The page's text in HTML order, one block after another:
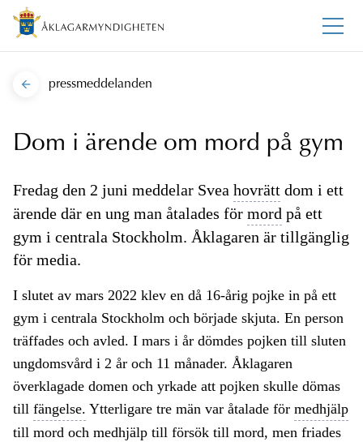
pressmeddelanden
Dom i ärende om mord på gym
Fredag den 2 juni meddelar Svea hovrätt dom i ett
ärende där en ung man åtalades för mord på ett
gym i centrala Stockholm. Åklagaren är tillgänglig
för media.
I slutet av mars 2022 klev en då 16-årig pojke in på ett
gym i centrala Stockholm och började skjuta. En person
träffades och avled. I mars i år dömdes pojken till sluten
ungdomsvård i 2 år och 11 månader. Åklagaren
överklagade domen och yrkade att pojken skulle dömas
till fängelse. Ytterligare tre män var åtalade för medhjälp
till mord och medhjälp till försök till mord, men friades